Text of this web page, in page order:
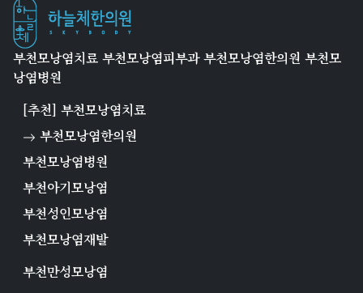
부천모낭염치료 부천모낭염피부과 부천모낭염한의원 부천모
낭염병원
[추천] 부천모낭염치료
부천모낭염한의원
부천모낭염병원
부천아기모낭염
부천성인모낭염
부천모낭염재발
부천만성모낭염